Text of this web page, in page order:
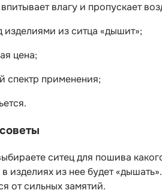
влагу и пропускает
изделиями из ситца «дышит»;
цена;
спектр применения;
ситец для пошива
в изделиях из нее будет
от сильных замятий.